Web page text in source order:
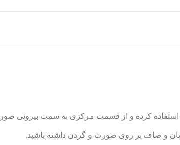
استفاده کرده و از قسمت مرکزی به سمت بیرونی
و صاف بر روی صورت و گردن داشته باشید.